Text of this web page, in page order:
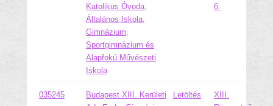
Katolikus Óvoda,
Általános Iskola,
Gimnázium,
Sportgimnázium és
Alapfokú Művészeti
Iskola
6.
035245
Budapest XIII. Kerületi
Letöltés
XIII.